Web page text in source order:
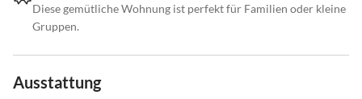
Diese gemütliche Wohnung ist perfekt für Familien oder kleine
Gruppen.
Ausstattung